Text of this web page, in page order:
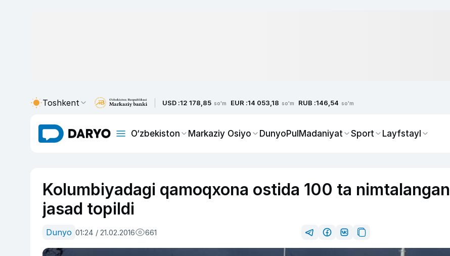
Toshkent USD :12 178,85 so'm EUR :14 053,18 so'm RUB :146,54 so'm
O‘zbekiston Markaziy Osiyo DunyoPulMadaniyat Sport Layfstayl
Kolumbiyadagi qamoqxona ostida 100 ta nimtalangan
jasad topildi
Dunyo 01:24 / 21.02.2016 661